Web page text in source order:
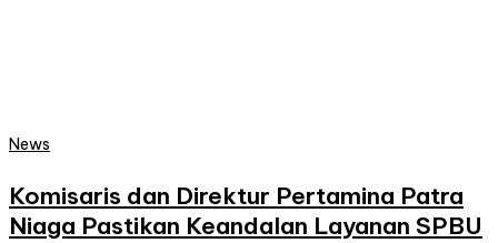
News
Komisaris dan Direktur Pertamina Patra
Niaga Pastikan Keandalan Layanan SPBU